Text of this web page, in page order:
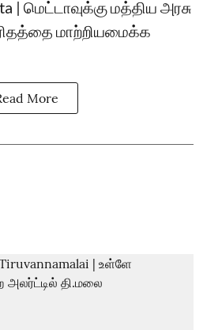
| மெட்டாவுக்கு மத்திய அரசு
மாற்றியமைக்க
More